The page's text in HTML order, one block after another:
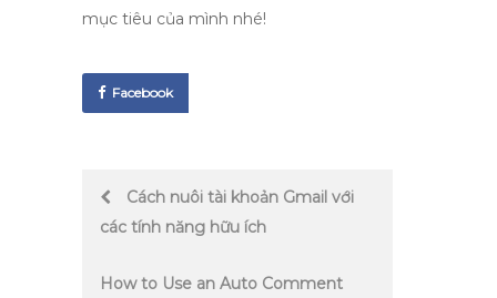
mục tiêu của mình nhé!
Facebook
PostCách nuôi tài khoản Gmail với
các tính năng hữu ích
How to Use an Auto Comment